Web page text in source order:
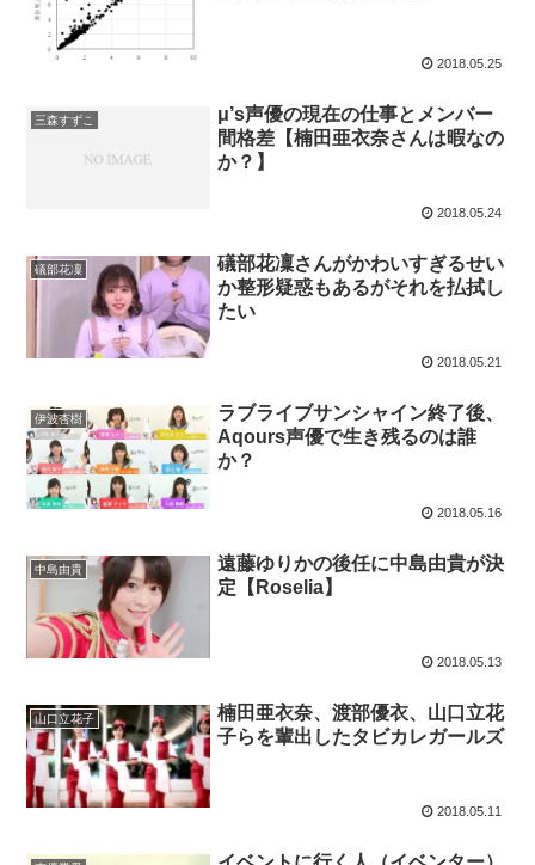
2018.05.25
三森すずこ
μ’s声優の現在の仕事とメンバー
間格差【楠田亜衣奈さんは暇なの
か？】
2018.05.24
礒部花凜
礒部花凜さんがかわいすぎるせい
か整形疑惑もあるがそれを払拭し
たい
2018.05.21
伊波杏樹
ラブライブサンシャイン終了後、
Aqours声優で生き残るのは誰
か？
2018.05.16
中島由貴
遠藤ゆりかの後任に中島由貴が決
定【Roselia】
2018.05.13
山口立花子
楠田亜衣奈、渡部優衣、山口立花
子らを輩出したタビカレガールズ
2018.05.11